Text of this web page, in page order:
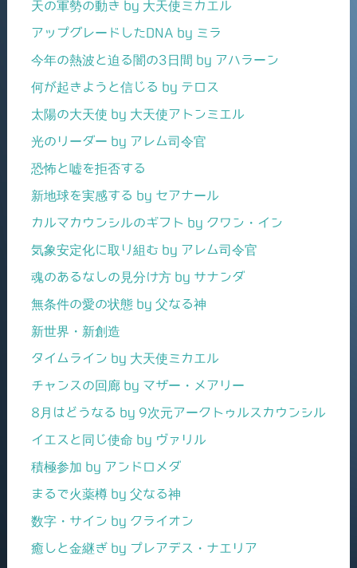
天の軍勢の動き by 大天使ミカエル
アップグレードしたDNA by ミラ
今年の熱波と迫る闇の3日間 by アハラーン
何が起きようと信じる by テロス
太陽の大天使 by 大天使アトンミエル
光のリーダー by アレム司令官
恐怖と嘘を拒否する
新地球を実感する by セアナール
カルマカウンシルのギフト by クワン・イン
気象安定化に取り組む by アレム司令官
魂のあるなしの見分け方 by サナンダ
無条件の愛の状態 by 父なる神
新世界・新創造
タイムライン by 大天使ミカエル
チャンスの回廊 by マザー・メアリー
8月はどうなる by 9次元アークトゥルスカウンシル
イエスと同じ使命 by ヴァリル
積極参加 by アンドロメダ
まるで火薬樽 by 父なる神
数字・サイン by クライオン
癒しと金継ぎ by プレアデス・ナエリア